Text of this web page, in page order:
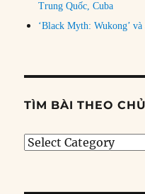
Trung Quốc, Cuba
‘Black Myth: Wukong’
TÌM BÀI THEO
Tìm